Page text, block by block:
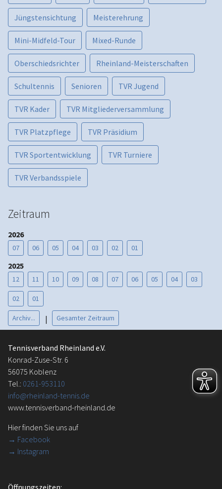
Jüngstensichtung Meisterehrung
Mini-Midfeld-Tour Mixed-Runde
Oberschiedsrichter Rheinland-Meisterschaften
Schultennis Senioren TVR Jugend
TVR Kader TVR Mitgliederversammlung
TVR Platzpflege TVR Präsidium
TVR Sportentwicklung TVR Turniere
TVR Verbandsspiele
Zeitraum
2026
07 06 05 04 03 02 01
2025
12 11 10 09 08 07 06 05 04 03
02 01
Archiv... | Gesamter Zeitraum
Tennisverband Rheinland e.V.
Konrad-Zuse-Str. 6
56075 Koblenz
Tel.: 0261-953110
info@rheinland-tennis.de
www.tennisverband-rheinland.de
Hier finden Sie uns auf
→ Facebook
→ Instagram
Öffnungszeiten: